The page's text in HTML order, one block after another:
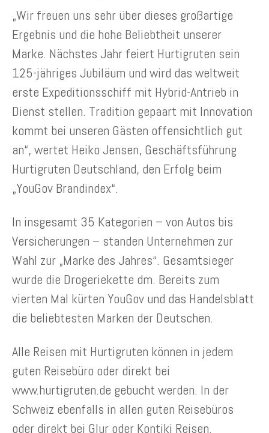
„Wir freuen uns sehr über dieses großartige
Ergebnis und die hohe Beliebtheit unserer
Marke. Nächstes Jahr feiert Hurtigruten sein
125-jähriges Jubiläum und wird das weltweit
erste Expeditionsschiff mit Hybrid-Antrieb in
Dienst stellen. Tradition gepaart mit Innovation
kommt bei unseren Gästen offensichtlich gut
an“, wertet Heiko Jensen, Geschäftsführung
Hurtigruten Deutschland, den Erfolg beim
„YouGov Brandindex“.
In insgesamt 35 Kategorien – von Autos bis
Versicherungen – standen Unternehmen zur
Wahl zur „Marke des Jahres“. Gesamtsieger
wurde die Drogeriekette dm. Bereits zum
vierten Mal kürten YouGov und das Handelsblatt
die beliebtesten Marken der Deutschen.
Alle Reisen mit Hurtigruten können in jedem
guten Reisebüro oder direkt bei
www.hurtigruten.de gebucht werden. In der
Schweiz ebenfalls in allen guten Reisebüros
oder direkt bei Glur oder Kontiki Reisen.